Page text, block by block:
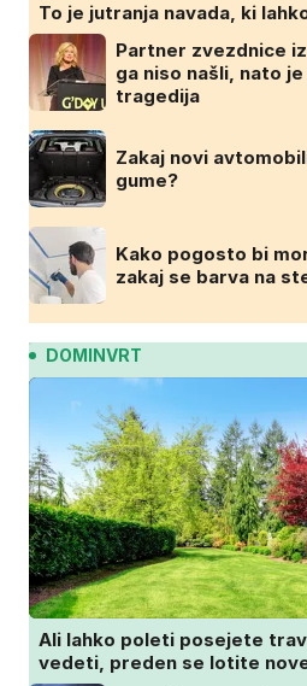
To je jutranja navada, ki
Partner zvezdnice
ga niso našli, nato
tragedija
Zakaj novi
gume?
Kako pogosto bi
zakaj se barva na
DOMINVRT
Ali lahko poleti posejete
vedeti, preden se lotite